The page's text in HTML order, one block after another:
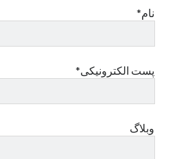
نام*
پست الکترونیکی*
وبلاگ